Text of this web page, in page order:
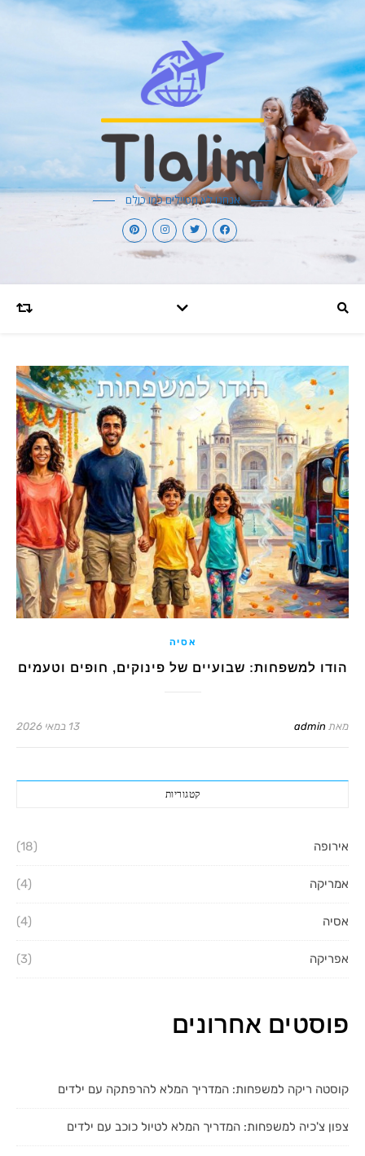
אנחנו לא מטיילים כמו כולם
אסיה
הודו למשפחות: שבועיים של פינוקים, חופים וטעמים
מאת admin 13 במאי 2026
קטגוריות
אירופה (18)
אמריקה (4)
אסיה (4)
אפריקה (3)
פוסטים אחרונים
קוסטה ריקה למשפחות: המדריך המלא להרפתקה עם ילדים
צפון צ'כיה למשפחות: המדריך המלא לטיול כוכב עם ילדים